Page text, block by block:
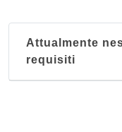
Attualmente
requisiti